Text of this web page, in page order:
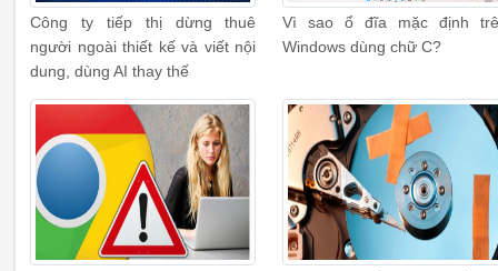
Công ty tiếp thị dừng thuê
người ngoài thiết kế và viết nội
dung, dùng AI thay thế
Vì sao ổ đĩa mặc định
Windows dùng chữ C?